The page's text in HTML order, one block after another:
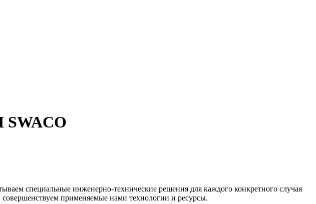
SWACO
специальные инженерно-технические решения для каждого конкретного случая
применяемые нами технологии и ресурсы.